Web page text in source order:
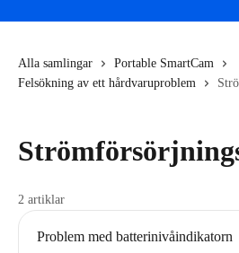
Alla samlingar
Portable SmartCam
Felsökning av ett hårdvaruproblem
2 artiklar
Problem med batterinivåindikatorn